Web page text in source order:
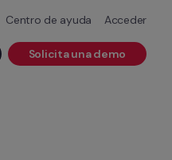
Centro de ayuda Acceder
Solicita una demo